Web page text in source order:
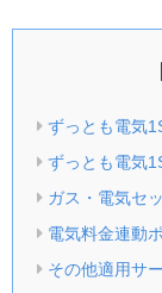
ずっとも電気
ずっとも電気
ガス・電気セ
電気料金連動
その他適用サ